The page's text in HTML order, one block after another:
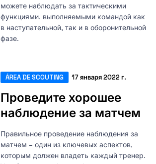
можете наблюдать за тактическими
функциями, выполняемыми командой как
в наступательной, так и в оборонительной
фазе.
ÁREA DE SCOUTING 17 января 2022 г.
Проведите хорошее
наблюдение за матчем
Правильное проведение наблюдения за
матчем – один из ключевых аспектов,
которым должен владеть каждый тренер.